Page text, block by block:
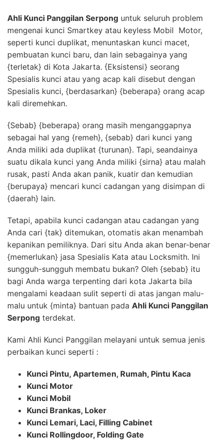
Ahli Kunci Panggilan Serpong untuk seluruh problem
mengenai kunci Smartkey atau keyless Mobil Motor,
seperti kunci duplikat, menuntaskan kunci macet,
pembuatan kunci baru, dan lain sebagainya yang
{terletak} di Kota Jakarta. {Eksistensi} seorang
Spesialis kunci atau yang acap kali disebut dengan
Spesialis kunci, {berdasarkan} {beberapa} orang acap
kali diremehkan.
{Sebab} {beberapa} orang masih menganggapnya
sebagai hal yang {remeh}, {sebab} dari kunci yang
Anda miliki ada duplikat {turunan}. Tapi, seandainya
suatu dikala kunci yang Anda miliki {sirna} atau malah
rusak, pasti Anda akan panik, kuatir dan kemudian
{berupaya} mencari kunci cadangan yang disimpan di
{daerah} lain.
Tetapi, apabila kunci cadangan atau cadangan yang
Anda cari {tak} ditemukan, otomatis akan menambah
kepanikan pemiliknya. Dari situ Anda akan benar-benar
{memerlukan} jasa Spesialis Kata atau Locksmith. Ini
sungguh-sungguh membatu bukan? Oleh {sebab} itu
bagi Anda warga terpenting dari kota Jakarta bila
mengalami keadaan sulit seperti di atas jangan malu-
malu untuk {minta} bantuan pada Ahli Kunci Panggilan
Serpong terdekat.
Kami Ahli Kunci Panggilan melayani untuk semua jenis
perbaikan kunci seperti :
Kunci Pintu, Apartemen, Rumah, Pintu Kaca
Kunci Motor
Kunci Mobil
Kunci Brankas, Loker
Kunci Lemari, Laci, Filling Cabinet
Kunci Rollingdoor, Folding Gate